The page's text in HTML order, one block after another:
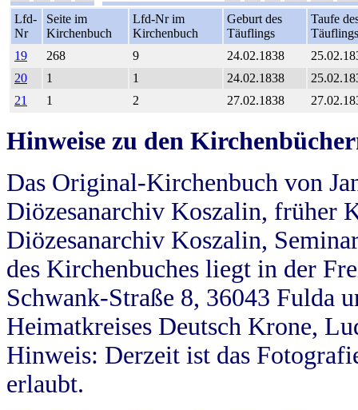
Lfd-
Nr
Seite im
Kirchenbuch
Lfd-Nr im
Kirchenbuch
Geburt des
Täuflings
Taufe
Täuflings
19
268 9 24.02.1838
20
1 1 24.02.1838
21
1 2 27.02.1838
Hinweise zu den
Das Original-Kirchenbuch von
Diözesanarchiv Koszalin, früher
Diözesanarchiv Koszalin,
des Kirchenbuches liegt in der
Schwank-Straße 8, 36043 Fulda
Heimatkreises Deutsch Krone,
Hinweis: Derzeit ist das
erlaubt.